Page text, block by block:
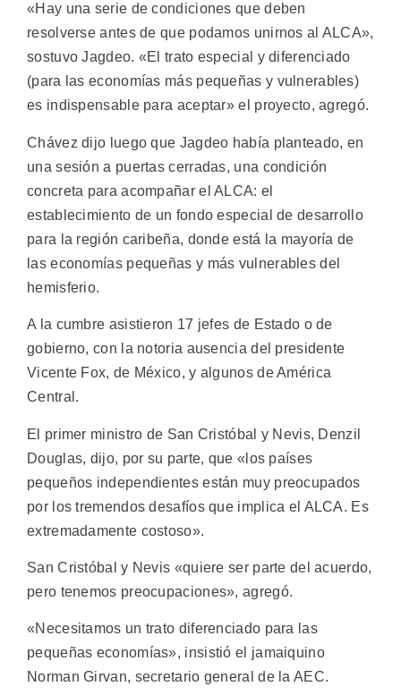
«Hay una serie de condiciones que deben
resolverse antes de que podamos unirnos al ALCA»,
sostuvo Jagdeo. «El trato especial y diferenciado
(para las economías más pequeñas y vulnerables)
es indispensable para aceptar» el proyecto, agregó.
Chávez dijo luego que Jagdeo había planteado, en
una sesión a puertas cerradas, una condición
concreta para acompañar el ALCA: el
establecimiento de un fondo especial de desarrollo
para la región caribeña, donde está la mayoría de
las economías pequeñas y más vulnerables del
hemisferio.
A la cumbre asistieron 17 jefes de Estado o de
gobierno, con la notoria ausencia del presidente
Vicente Fox, de México, y algunos de América
Central.
El primer ministro de San Cristóbal y Nevis, Denzil
Douglas, dijo, por su parte, que «los países
pequeños independientes están muy preocupados
por los tremendos desafíos que implica el ALCA. Es
extremadamente costoso».
San Cristóbal y Nevis «quiere ser parte del acuerdo,
pero tenemos preocupaciones», agregó.
«Necesitamos un trato diferenciado para las
pequeñas economías», insistió el jamaiquino
Norman Girvan, secretario general de la AEC.